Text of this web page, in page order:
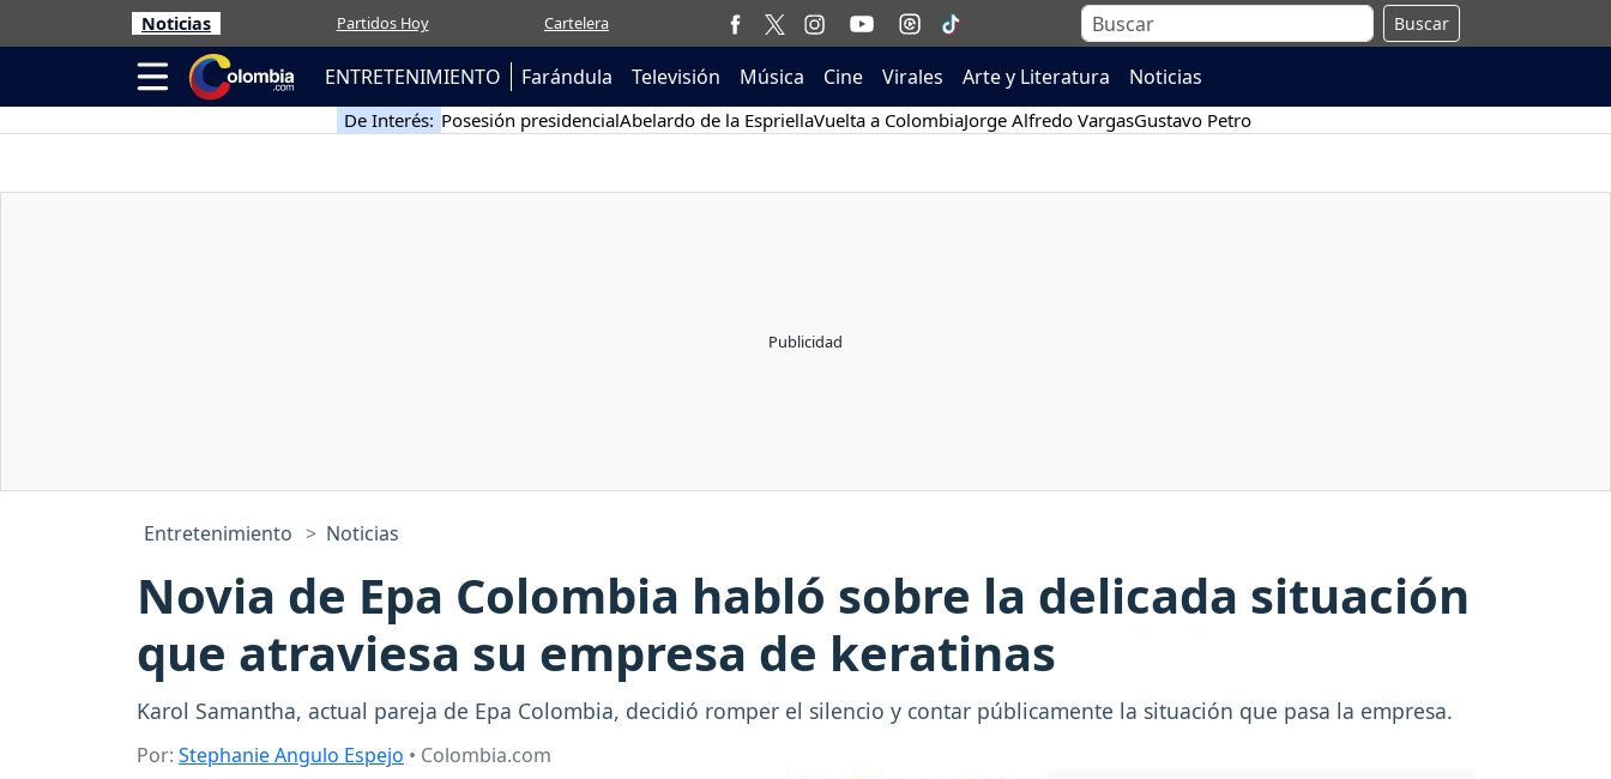
Noticias Partidos Hoy Cartelera Buscar
ENTRETENIMIENTO Farándula Televisión Música Cine Virales Arte y Literatura Noticias
De Interés: Posesión presidencialAbelardo de la EspriellaVuelta a ColombiaJorge Alfredo VargasGustavo Petro
Entretenimiento Noticias
Novia de Epa Colombia habló sobre la delicada situación
que atraviesa su empresa de keratinas
Karol Samantha, actual pareja de Epa Colombia, decidió romper el silencio y contar públicamente la situación que pasa la empresa.
Por: Stephanie Angulo Espejo • Colombia.com